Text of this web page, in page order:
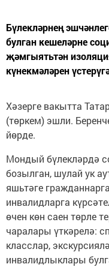
Бүлекләрнең
булган кешеләрне
җәмгыятьтән
күнекмәләрен
Хәзерге вакытта
(төркем) эшли.
йөрде.
Мондый бүлекләрдә
бозылган, шулай ук
яшьтәге
инвалидларга
өчен көн саен төрле
чаралары үткәрелә:
класслар,
инвалидлыклары